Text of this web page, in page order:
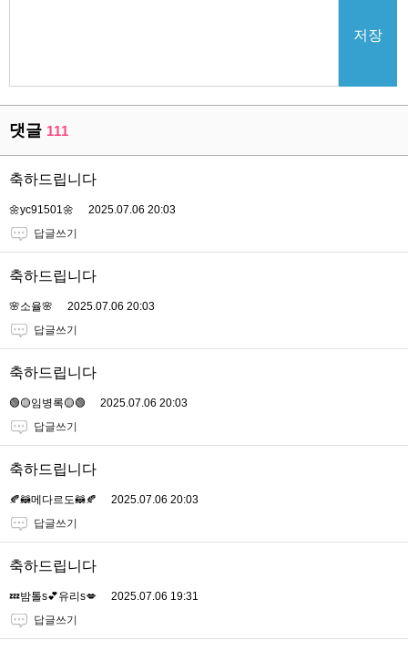
저장
댓글 111
축하드립니다
🌼yc91501🌼
2025.07.06 20:03
답글쓰기
축하드립니다
🌸소율🌸
2025.07.06 20:03
답글쓰기
축하드립니다
🟢🟡임병록🟡🟢
2025.07.06 20:03
답글쓰기
축하드립니다
🍂🦝메다르도🦝🍂
2025.07.06 20:03
답글쓰기
축하드립니다
💤밤톨s💕유리s💋
2025.07.06 19:31
답글쓰기